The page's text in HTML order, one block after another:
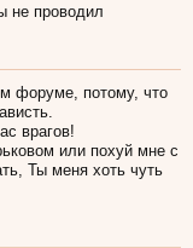
не проводил
форуме, потому, что
врагов!
или похуй мне с
Ты меня хоть чуть